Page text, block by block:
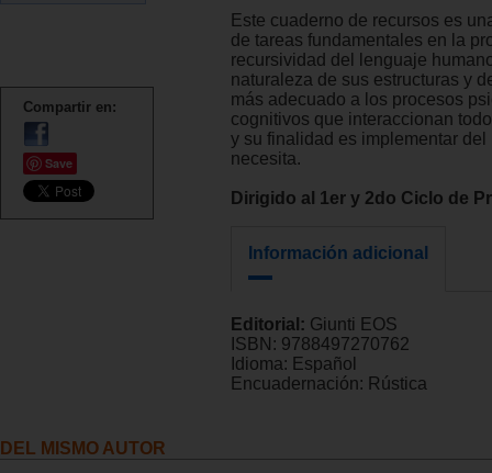
Compartir en:
Save
Este cuaderno de recursos es
de tareas fundamentales en la
recursividad del lenguaje
naturaleza de sus estructuras y
más adecuado a los procesos
cognitivos que interaccionan
y su finalidad es implementar
necesita.
Dirigido al 1er y 2do Ciclo de
Información adicional
Editorial: Giunti EOS
ISBN: 9788497270762
Idioma: Español
Encuadernación: Rústica
DEL MISMO AUTOR